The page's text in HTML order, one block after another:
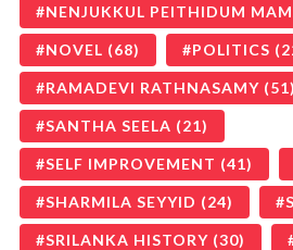
NENJUKKUL PEITHIDUM
NOVEL (68) POLITICS
RAMADEVI RATHNASAMY (51)
SANTHA SEELA (21)
SELF IMPROVEMENT (41)
SHARMILA SEYYID (24)
SRILANKA HISTORY (30)